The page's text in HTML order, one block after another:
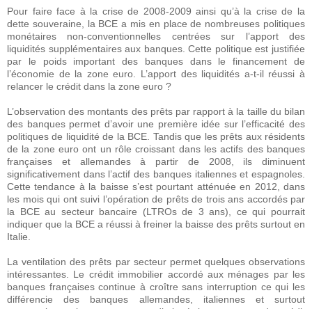
Pour faire face à la crise de 2008-2009 ainsi qu’à la crise de la
dette souveraine, la BCE a mis en place de nombreuses politiques
monétaires non-conventionnelles centrées sur l’apport des
liquidités supplémentaires aux banques. Cette politique est justifiée
par le poids important des banques dans le financement de
l’économie de la zone euro. L’apport des liquidités a-t-il réussi à
relancer le crédit dans la zone euro ?
L’observation des montants des prêts par rapport à la taille du bilan
des banques permet d’avoir une première idée sur l’efficacité des
politiques de liquidité de la BCE. Tandis que les prêts aux résidents
de la zone euro ont un rôle croissant dans les actifs des banques
françaises et allemandes à partir de 2008, ils diminuent
significativement dans l’actif des banques italiennes et espagnoles.
Cette tendance à la baisse s’est pourtant atténuée en 2012, dans
les mois qui ont suivi l’opération de prêts de trois ans accordés par
la BCE au secteur bancaire (LTROs de 3 ans), ce qui pourrait
indiquer que la BCE a réussi à freiner la baisse des prêts surtout en
Italie.
La ventilation des prêts par secteur permet quelques observations
intéressantes. Le crédit immobilier accordé aux ménages par les
banques françaises continue à croître sans interruption ce qui les
différencie des banques allemandes, italiennes et surtout